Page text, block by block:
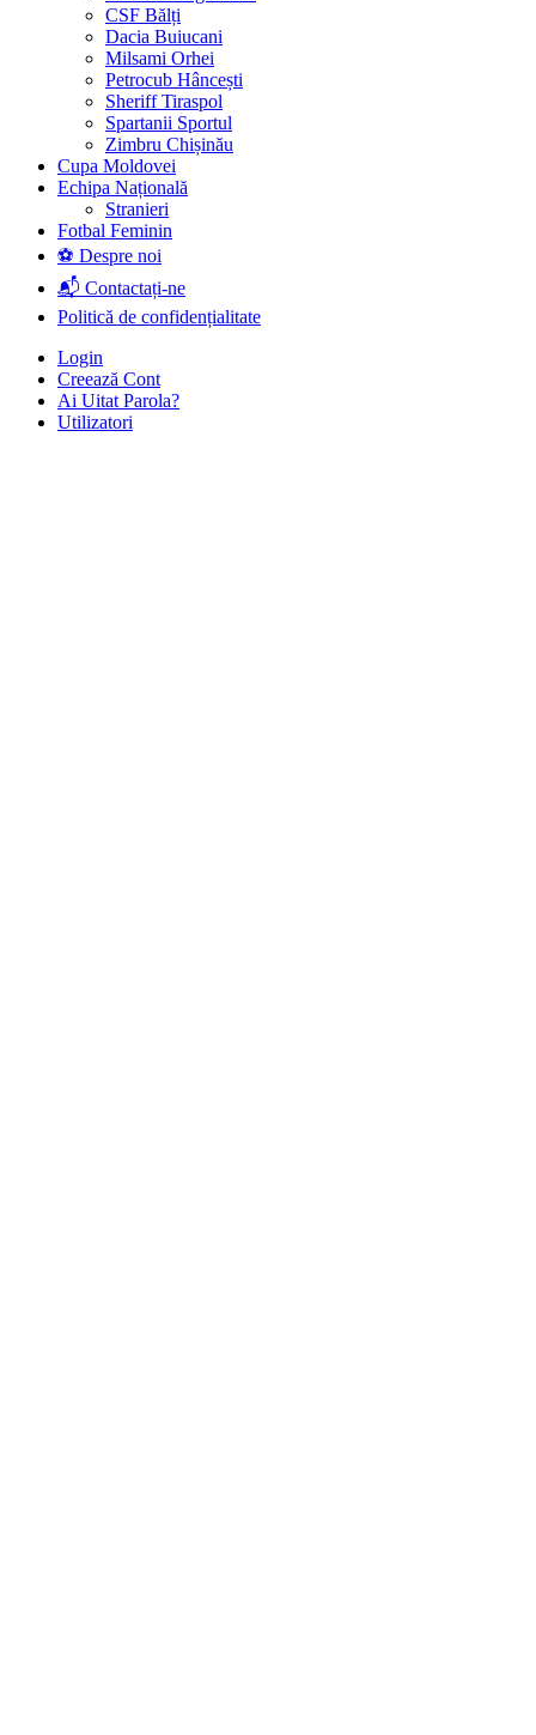
CSF Bălți
Dacia Buiucani
Milsami Orhei
Petrocub Hâncești
Sheriff Tiraspol
Spartanii Sportul
Zimbru Chișinău
Cupa Moldovei
Echipa Națională
Stranieri
Fotbal Feminin
⚽ Despre noi
📬 Contactați-ne
Politică de confidențialitate
Login
Creează Cont
Ai Uitat Parola?
Utilizatori